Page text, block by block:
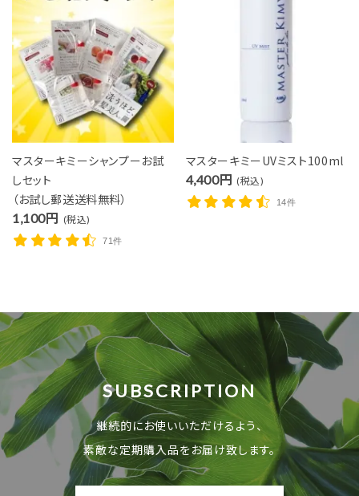
マスターキミーシャンプーお試
しセット
（お試し郵送送料無料）
1,100円 (税込)
71件
マスターキミーUVミスト100ml
4,400円 (税込)
14件
SUBSCRIPTION
継続的にお使いいただけるよう、
素敵な定期購入品をお届け致します。